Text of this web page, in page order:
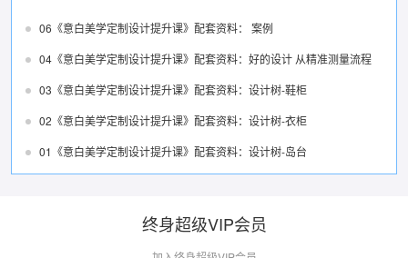
06《意白美学定制设计提升课》配套资料： 案例
04《意白美学定制设计提升课》配套资料：好的设计 从精准测量流程
03《意白美学定制设计提升课》配套资料：设计树-鞋柜
02《意白美学定制设计提升课》配套资料：设计树-衣柜
01《意白美学定制设计提升课》配套资料：设计树-岛台
终身超级VIP会员